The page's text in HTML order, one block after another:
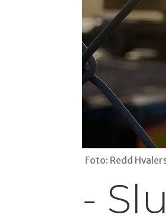
Foto: Redd
-